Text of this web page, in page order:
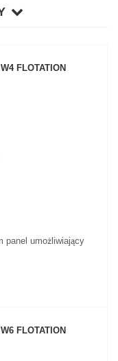
FLOTATION
panel umożliwiający
FLOTATION